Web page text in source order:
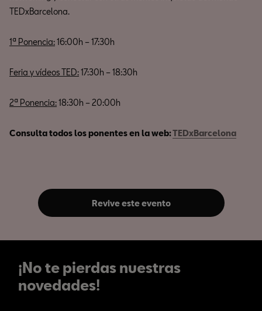
TEDxBarcelona.
1ª Ponencia:16:00h – 17:30h
Feria y vídeos TED:17:30h – 18:30h
2ª Ponencia:18:30h – 20:00h
Consulta todos los ponentes en la web:TEDxBarcelona
Revive este evento
¡No te pierdas nuestras
novedades!